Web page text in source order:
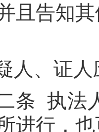
且告知
人、证
条 执法
进行，